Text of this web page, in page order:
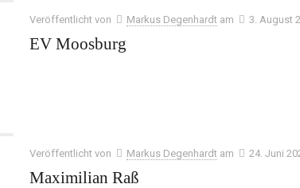
Veröffentlicht von Markus Degenhardt am 3. August
EV Moosburg
Veröffentlicht von Markus Degenhardt am 24. Juni
Maximilian Raß